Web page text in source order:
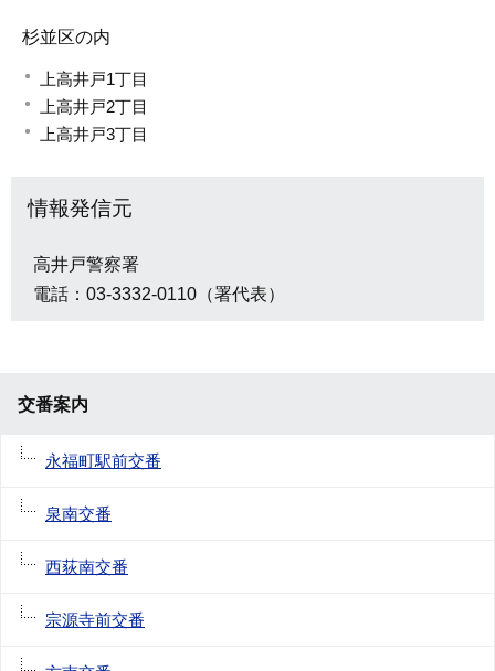
杉並区の内
上高井戸1丁目
上高井戸2丁目
上高井戸3丁目
情報発信元
高井戸警察署
電話：03-3332-0110（署代表）
交番案内
永福町駅前交番
泉南交番
西荻南交番
宗源寺前交番